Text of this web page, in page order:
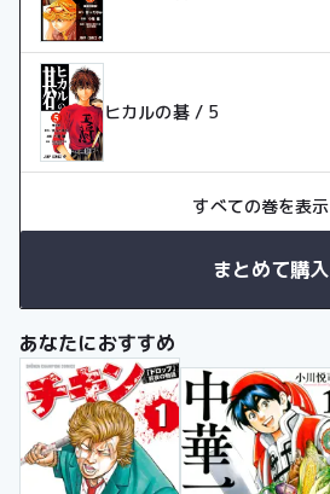
ヒカルの碁 / 5
すべての巻を表示
まとめて購入
あなたにおすすめ